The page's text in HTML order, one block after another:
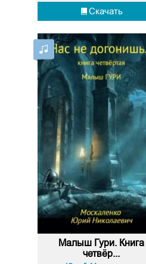
Скачать
Малыш Гури. Книга
четвёр...